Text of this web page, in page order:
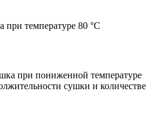
при температуре 80 °C
при пониженной температуре
сушки и количестве